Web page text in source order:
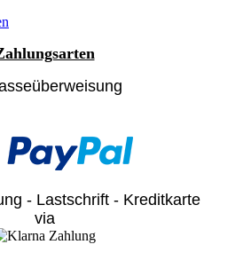
- Lastschrift - Kreditkarte
via